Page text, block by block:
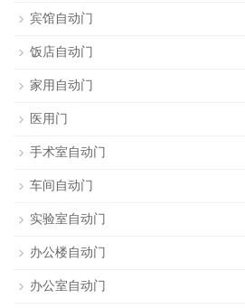
宾馆自动门
饭店自动门
家用自动门
医用门
手术室自动门
车间自动门
实验室自动门
办公楼自动门
办公室自动门